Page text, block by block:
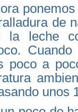
de
la leche
poco a
unos